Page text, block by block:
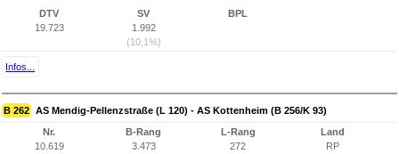
DTV
19.723
SV
1.992
(10,1%)
BPL
Infos...
B 262 AS Mendig-Pellenzstraße (L 120) - AS Kottenheim (B 256/K 93)
Nr.
10.619
B-Rang
3.473
L-Rang
272
Land
RP